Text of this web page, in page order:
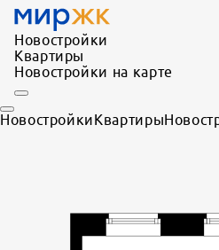
Новостройки
Квартиры
Новостройки на карте
НовостройкиКвартиры